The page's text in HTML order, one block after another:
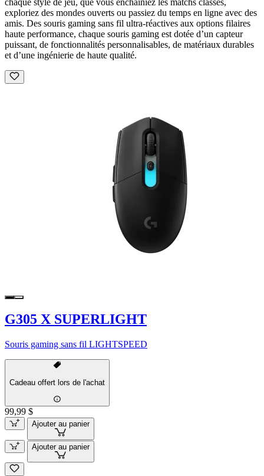
chaque style de jeu, que vous enchaîniez les matchs classés,
exploriez des mondes ouverts ou passiez du temps en ligne avec des
amis. Des souris gaming sans fil ultra-réactives aux options filaires
haute performance, chaque souris gaming est dotée d’un capteur
puissant, de fonctionnalités personnalisables, de matériaux durables
et d’une ingénierie de haute qualité.
G305 X SUPERLIGHT
Souris gaming sans fil LIGHTSPEED
Cadeau offert lors de l'achat
99,99 $
Ajouter au panier
Ajouter au panier